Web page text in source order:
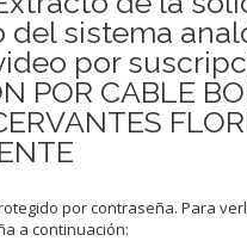
del sistema
por
POR CABLE
por contraseña. Para
a continuación: